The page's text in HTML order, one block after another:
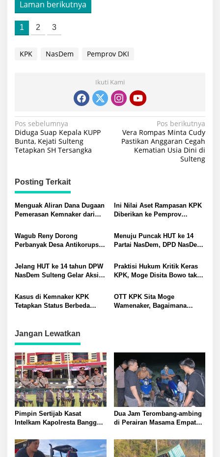
Laman berikutnya
1 2 3
KPK NasDem Pemprov DKI
Ikuti Kami
Navigasi
pos
Pos sebelumnya
Diduga Suap Kepala KUPP
Bunta, Kejati Sulteng
Tetapkan SH Tersangka
Pos berikutnya
Vera Rompas Minta Cudy
Pastikan Anggaran Cegah
Kematian Usia Dini di
Sulteng
Posting Terkait
Menguak Aliran Dana Dugaan
Pemerasan Kemnaker dari
Musik Bupati Buol: KPK
Jangan Tebang Pilih
Ini Nilai Aset Rampasan KPK
Diberikan ke Pemprov
Hafid: Kami Berterima Kasih,
Sangat Bermanfaat
Wagub Reny Dorong
Perbanyak Desa Antikorupsi
Kota Raya Selatan Parigi
Moutong
Menuju Puncak HUT ke 14
Partai NasDem, DPD NasDem
Karaoke
Jelang HUT ke 14 tahun DPW
NasDem Sulteng Gelar Aksi
Praktisi Hukum Kritik Keras
KPK, Moge Disita Bowo tak
Pengembalian Tidak Hapus
Dugaan Tipikor
Kasus di Kemnaker KPK
Tetapkan Status Berbeda
Diduga Sejak 2019
OTT KPK Sita Moge
Wamenaker, Bagaimana
Jangan Lewatkan
Pimpin Sertijab Kasat
Intelkam Kapolresta Banggai
Pesan Kasat Baru Wajib Jaga
Profesional Responsif dalam
Dua Jam Terombang-ambing
di Perairan Masama Empat
Selamat